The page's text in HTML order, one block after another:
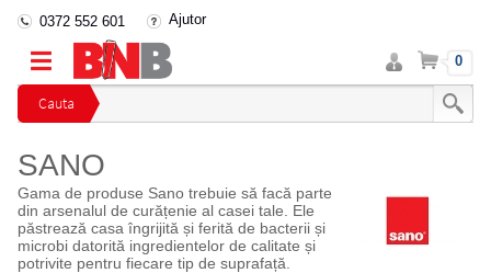
Cauta
0372 552 601 Ajutor
Intra
in
cont
Cos 0
SANO
Gama de produse Sano trebuie să facă parte
din arsenalul de curățenie al casei tale. Ele
păstrează casa îngrijită și ferită de bacterii și
microbi datorită ingredientelor de calitate și
potrivite pentru fiecare tip de suprafață.